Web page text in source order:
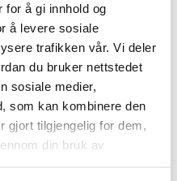
for å gi innhold og
å levere sosiale
trafikken vår. Vi deler
du bruker nettstedet
sosiale medier,
som kan kombinere den
gjort tilgjengelig for dem,
din bruk av
BOHLENDER
Discs Stirrer ShaftsL 600
mm Ø 10 mm aØPTFE
BOH C 598-42